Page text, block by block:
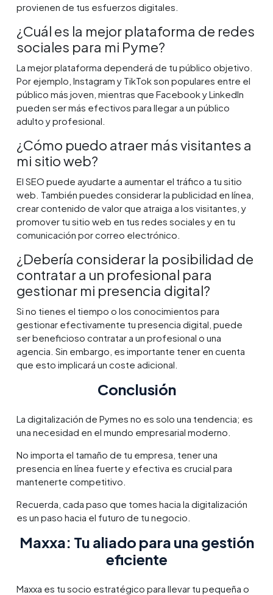
provienen de tus esfuerzos digitales.
¿Cuál es la mejor plataforma de redes
sociales para mi Pyme?
La mejor plataforma dependerá de tu público objetivo.
Por ejemplo, Instagram y TikTok son populares entre el
público más joven, mientras que Facebook y LinkedIn
pueden ser más efectivos para llegar a un público
adulto y profesional.
¿Cómo puedo atraer más visitantes a
mi sitio web?
El SEO puede ayudarte a aumentar el tráfico a tu sitio
web. También puedes considerar la publicidad en línea,
crear contenido de valor que atraiga a los visitantes, y
promover tu sitio web en tus redes sociales y en tu
comunicación por correo electrónico.
¿Debería considerar la posibilidad de
contratar a un profesional para
gestionar mi presencia digital?
Si no tienes el tiempo o los conocimientos para
gestionar efectivamente tu presencia digital, puede
ser beneficioso contratar a un profesional o una
agencia. Sin embargo, es importante tener en cuenta
que esto implicará un coste adicional.
Conclusión
La digitalización de Pymes no es solo una tendencia; es
una necesidad en el mundo empresarial moderno.
No importa el tamaño de tu empresa, tener una
presencia en línea fuerte y efectiva es crucial para
mantenerte competitivo.
Recuerda, cada paso que tomes hacia la digitalización
es un paso hacia el futuro de tu negocio.
Maxxa: Tu aliado para una gestión
eficiente
Maxxa es tu socio estratégico para llevar tu pequeña o